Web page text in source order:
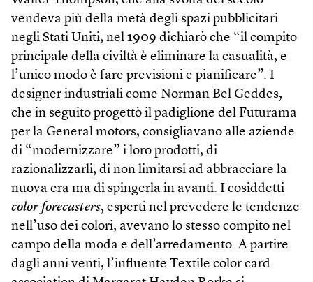
vendeva più della metà degli spazi pubblicitari
negli Stati Uniti, nel 1909 dichiarò che “il compito
principale della civiltà è eliminare la casualità, e
l’unico modo è fare previsioni e pianificare”. I
designer industriali come Norman Bel Geddes,
che in seguito progettò il padiglione del Futurama
per la General motors, consigliavano alle aziende
di “modernizzare” i loro prodotti, di
razionalizzarli, di non limitarsi ad abbracciare la
nuova era ma di spingerla in avanti. I cosiddetti
color forecasters, esperti nel prevedere le tendenze
nell’uso dei colori, avevano lo stesso compito nel
campo della moda e dell’arredamento. A partire
dagli anni venti, l’influente Textile color card